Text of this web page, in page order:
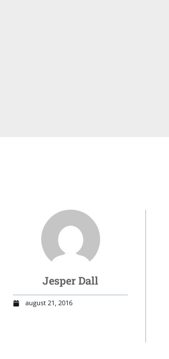
Jesper Dall
august 21, 2016